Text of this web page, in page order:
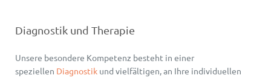
Diagnostik und Therapie
Unsere besondere Kompetenz besteht in einer
speziellen Diagnostik und vielfältigen, an Ihre individuellen